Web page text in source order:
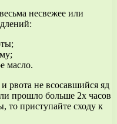
несвежее или
масло.
рвота не всосавшийся яд
прошло больше 2х часов
то приступайте сходу к